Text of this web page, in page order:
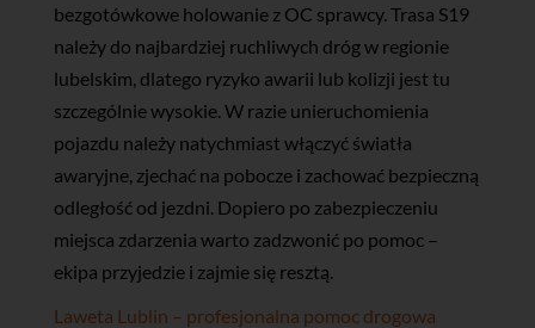
bezgotówkowe holowanie z OC sprawcy. Trasa S19
należy do najbardziej ruchliwych dróg w regionie
lubelskim, dlatego ryzyko awarii lub kolizji jest tu
szczególnie wysokie. W razie unieruchomienia
pojazdu należy natychmiast włączyć światła
awaryjne, zjechać na pobocze i zachować bezpieczną
odległość od jezdni. Dopiero po zabezpieczeniu
miejsca zdarzenia warto zadzwonić po pomoc –
ekipa przyjedzie i zajmie się resztą.
Laweta Lublin – profesjonalna pomoc drogowa